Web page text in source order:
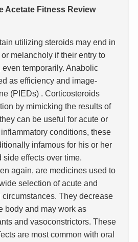
Acetate Fitness Review
utilizing steroids may end in
melancholy if their entry to
temporarily. Anabolic
as efficiency and image-
(PIEDs) . Corticosteroids
by mimicking the results of
can be useful for acute or
conditions, these
infamous for his or her
effects over time.
again, are medicines used to
selection of acute and
They decrease
body and may work as
and vasoconstrictors. These
are most common with oral